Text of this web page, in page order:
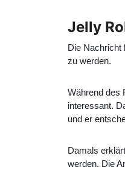
Jelly
Die Nachricht
zu werden.
Während des
interessant.
und er
Damals
werden. Die